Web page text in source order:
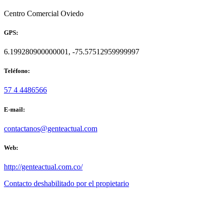
Centro Comercial Oviedo
GPS:
6.199280900000001, -75.57512959999997
Teléfono:
57 4 4486566
E-mail:
contactanos@genteactual.com
Web:
http://genteactual.com.co/
Contacto deshabilitado por el propietario